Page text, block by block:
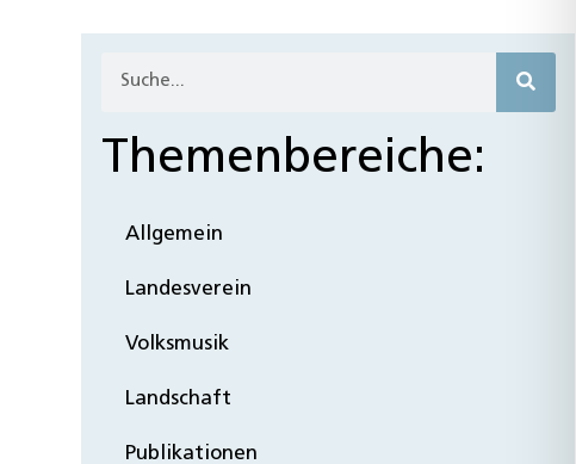
Themenbereiche:
Allgemein
Landesverein
Volksmusik
Landschaft
Publikationen